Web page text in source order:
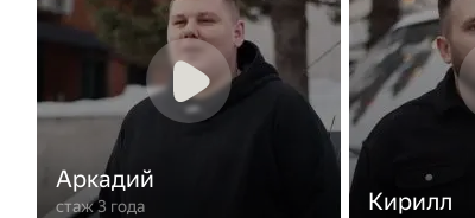
Аркадий
стаж 3 года Кирилл